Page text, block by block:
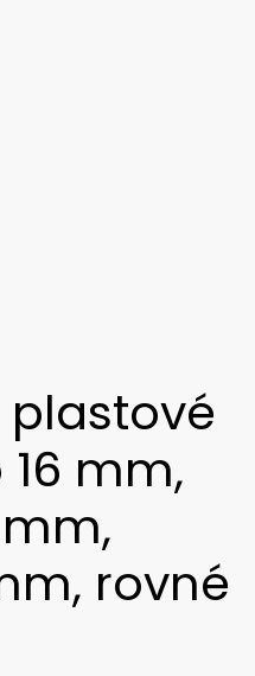
mm,
rovné